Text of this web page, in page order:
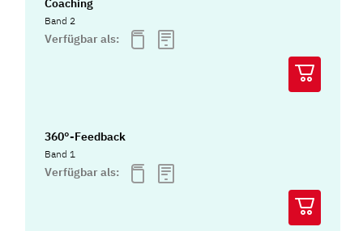
Coaching
Band 2
Verfügbar als:
360°-Feedback
Band 1
Verfügbar als: